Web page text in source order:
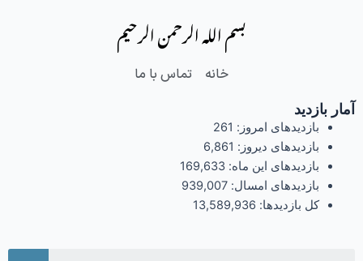
بسم الله الرحمن الرحیم
خانه تماس با ما
آمار بازدید
بازدیدهای امروز: 261
بازدیدهای دیروز: 6,861
بازدیدهای این ماه: 169,633
بازدیدهای امسال: 939,007
کل بازدیدها: 13,589,936